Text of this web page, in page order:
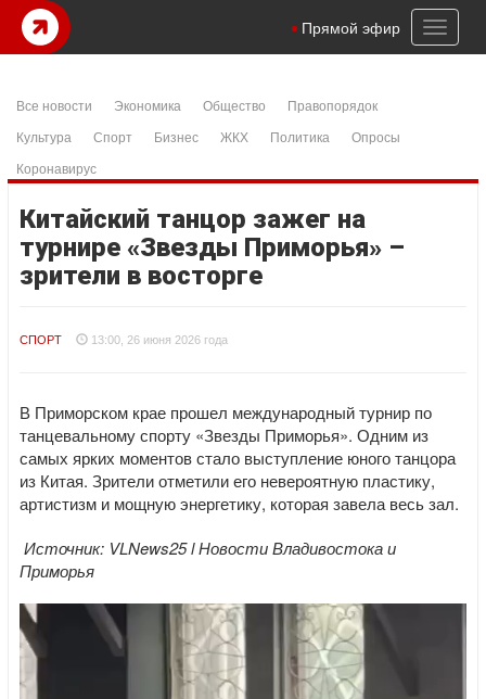
Toggle
Прямой эфир
Все новости Экономика Общество
Правопорядок
Культура
Спорт Бизнес ЖКХ Политика
Опросы
Коронавирус
Китайский танцор зажег на
турнире «Звезды Приморья» –
зрители в восторге
СПОРТ 13:00, 26 июня 2026 года
В Приморском крае прошел международный турнир по
танцевальному спорту «Звезды Приморья». Одним из
самых ярких моментов стало выступление юного танцора
из Китая. Зрители отметили его невероятную пластику,
артистизм и мощную энергетику, которая завела весь зал.
Источник: VLNews25 l Новости Владивостока и
Приморья
Видеоплеер